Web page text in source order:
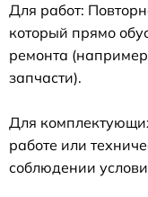
Для работ:
который прямо
ремонта
запчасти).
Для
работе или
соблюдении